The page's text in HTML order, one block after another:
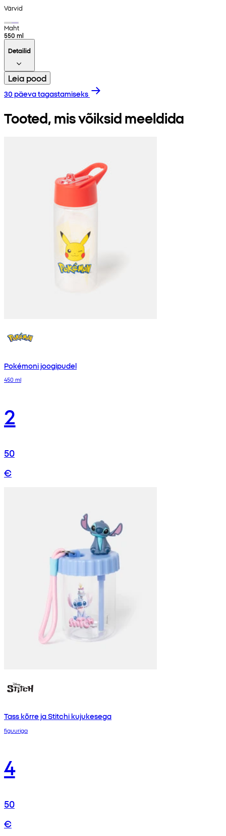
Värvid
Maht
550 ml
Detailid
Leia pood
30 päeva tagastamiseks
Tooted, mis võiksid meeldida
Pokémoni joogipudel
450 ml
2
50
€
Tass kõrre ja Stitchi kujukesega
figuuriga
4
50
€